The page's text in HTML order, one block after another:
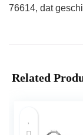
76614, dat
Related